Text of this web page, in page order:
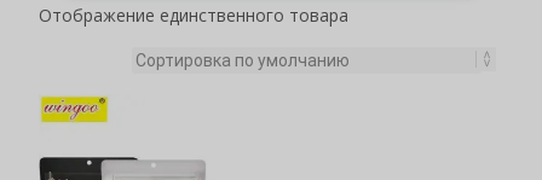
Отображение единственного товара